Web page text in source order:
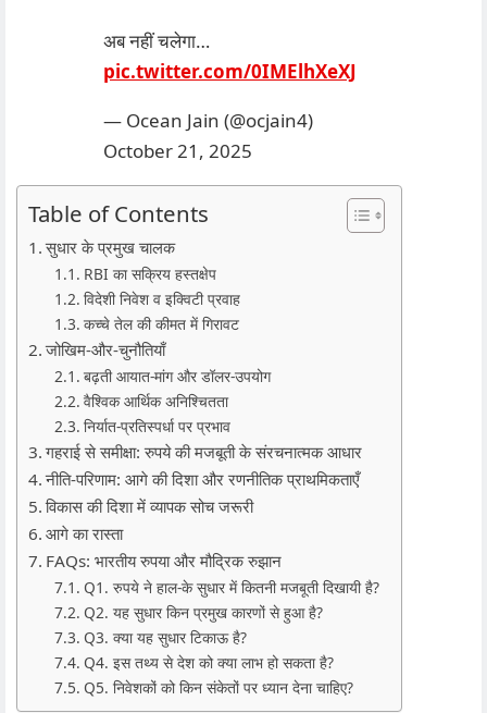
अब नहीं चलेगा…
pic.twitter.com/0IMElhXeXJ
— Ocean Jain (@ocjain4)
October 21, 2025
Table of Contents
सुधार के प्रमुख चालक
RBI का सक्रिय हस्तक्षेप
विदेशी निवेश व इक्विटी प्रवाह
कच्चे तेल की कीमत में गिरावट
जोखिम‑और‑चुनौतियाँ
बढ़ती आयात‑मांग और डॉलर‑उपयोग
वैश्विक आर्थिक अनिश्चितता
निर्यात‑प्रतिस्पर्धा पर प्रभाव
गहराई से समीक्षा: रुपये की मजबूती के संरचनात्मक आधार
नीति‑परिणाम: आगे की दिशा और रणनीतिक प्राथमिकताएँ
विकास की दिशा में व्यापक सोच जरूरी
आगे का रास्ता
FAQs: भारतीय रुपया और मौद्रिक रुझान
Q1. रुपये ने हाल‑के सुधार में कितनी मजबूती दिखायी है?
Q2. यह सुधार किन प्रमुख कारणों से हुआ है?
Q3. क्या यह सुधार टिकाऊ है?
Q4. इस तथ्य से देश को क्या लाभ हो सकता है?
Q5. निवेशकों को किन संकेतों पर ध्यान देना चाहिए?